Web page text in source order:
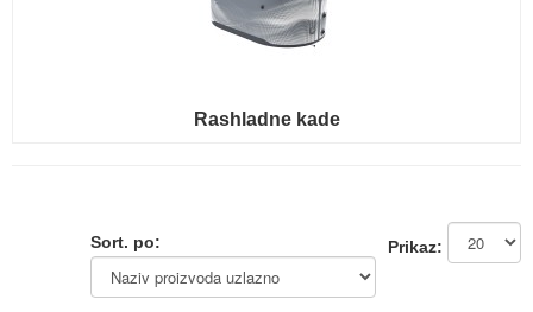
Rashladne kade
Prikaz:
Sort. po: